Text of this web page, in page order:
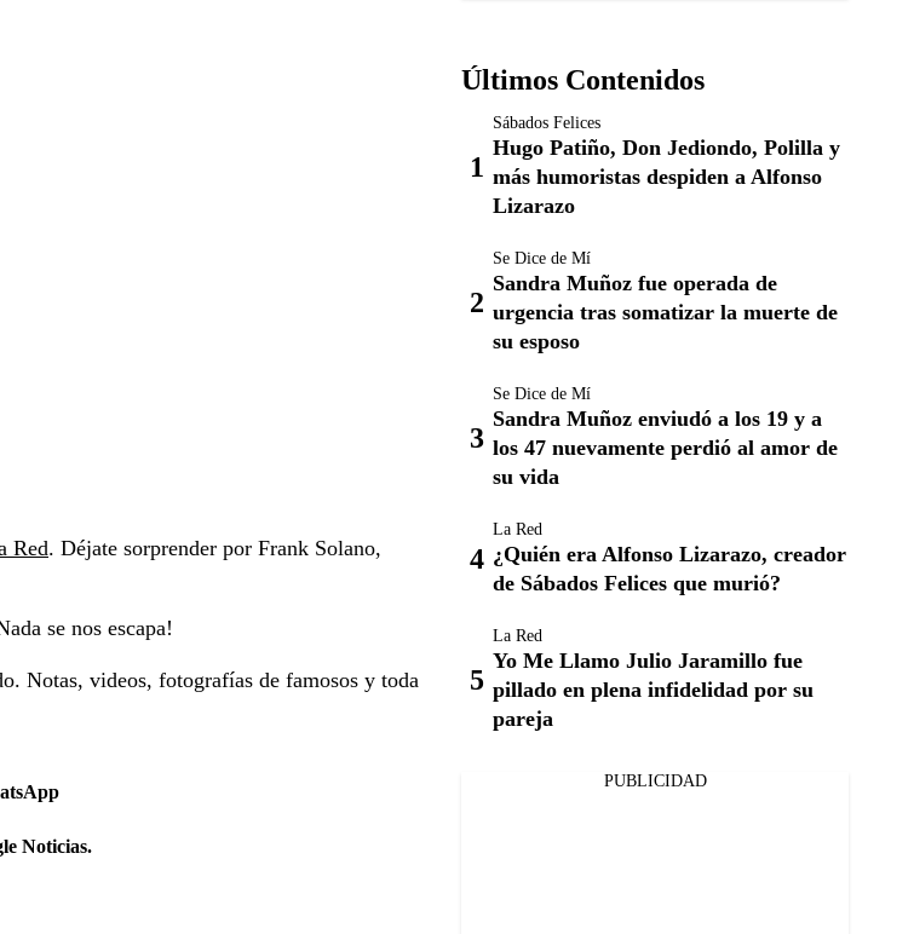
Red. Déjate sorprender por Frank Solano,
se nos escapa!
Notas, videos, fotografías de famosos y toda
Noticias.
Últimos Contenidos
Sábados Felices
Hugo Patiño, Don Jediondo, Polilla y
más humoristas despiden a Alfonso
Lizarazo
Se Dice de Mí
Sandra Muñoz fue operada de
urgencia tras somatizar la muerte de
su esposo
Se Dice de Mí
Sandra Muñoz enviudó a los 19 y a
los 47 nuevamente perdió al amor de
su vida
La Red
¿Quién era Alfonso Lizarazo, creador
de Sábados Felices que murió?
La Red
Yo Me Llamo Julio Jaramillo fue
pillado en plena infidelidad por su
pareja
PUBLICIDAD